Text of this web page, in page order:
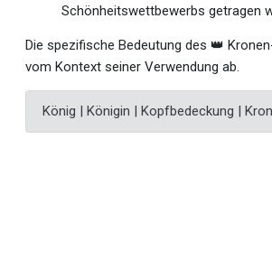
Schönheitswettbewerbs getragen
Die spezifische Bedeutung des 👑
vom Kontext seiner Verwendung ab.
König | Königin | Kopfbedeckung |